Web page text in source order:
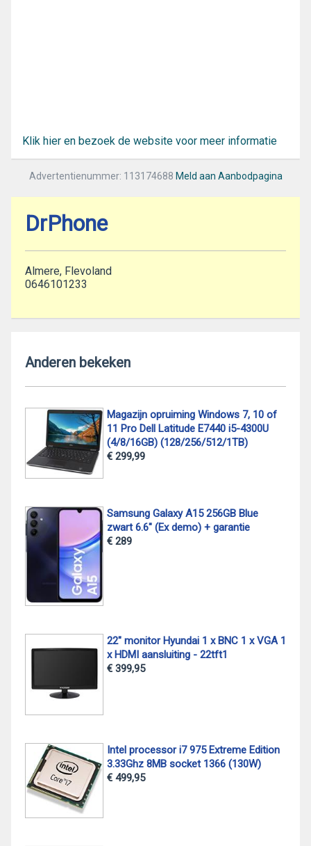
Klik hier en bezoek de website voor meer informatie
Advertentienummer: 113174688 Meld aan Aanbodpagina
DrPhone
Almere, Flevoland
0646101233
Anderen bekeken
Magazijn opruiming Windows 7, 10 of
11 Pro Dell Latitude E7440 i5-4300U
(4/8/16GB) (128/256/512/1TB)
€ 299,99
Samsung Galaxy A15 256GB Blue
zwart 6.6" (Ex demo) + garantie
€ 289
22" monitor Hyundai 1 x BNC 1 x VGA 1
x HDMI aansluiting - 22tft1
€ 399,95
Intel processor i7 975 Extreme Edition
3.33Ghz 8MB socket 1366 (130W)
€ 499,95